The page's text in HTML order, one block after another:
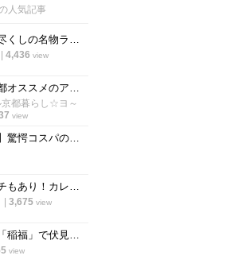
人気記事
【京都】海鮮尽くしの名物ランチ2000円！烏丸の人気海鮮居酒屋が営業再開「雑魚や」
4,436 view
【保存版】京都オススメのアジアン食材店！ガチ中華～スパイスカレーインド料理まで【厳選５店】
都暮らし☆ヨ～
view
【京都ランチ】驚愕コスパの羽つき餃子定食！960円でカレーやご飯が食べ放題
【京都】ランチもあり！カレーやスパイスが効いたアテ、九州料理が揃う「aoBaru」
3,675 view
【閲覧注意】「稲福」で伏見稲荷名物のすずめの丸焼きを食べてきた！【名物】
view